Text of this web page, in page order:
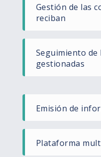
Gestión de las
reciban
Seguimiento de
gestionadas
Emisión de
Plataforma